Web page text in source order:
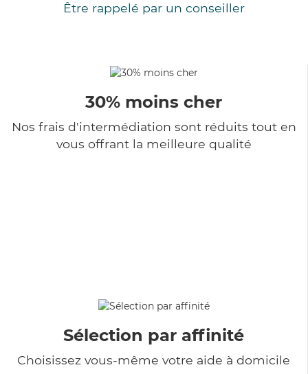
Être rappelé par un conseiller
30% moins cher
Nos frais d'intermédiation sont réduits tout en
vous offrant la meilleure qualité
Sélection par affinité
Choisissez vous-même votre aide à domicile